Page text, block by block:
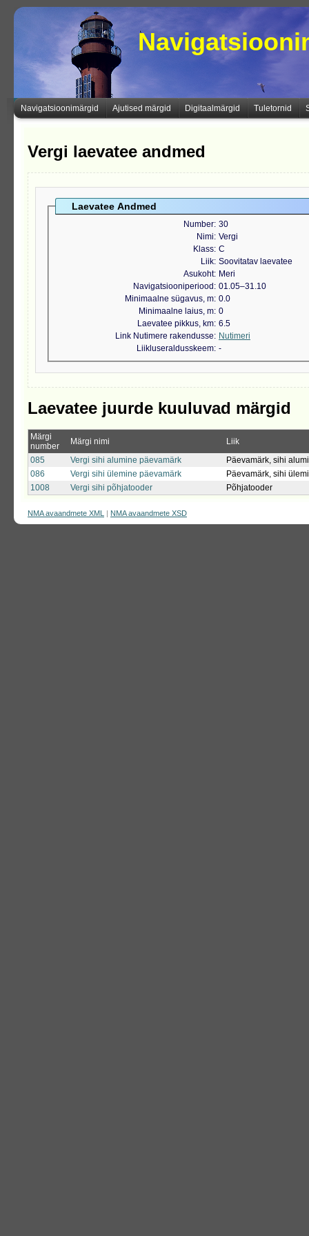
Navigatsioonimärgid Ajutised märgid Digitaalmärgid Tuletornid
Vergi laevatee andmed
Laevatee Andmed
Number 30
Nimi Vergi
Klass C
Liik Soovitatav laevatee
Asukoht
Meri
Navigatsiooniperiood
01.05‒31.10
Minimaalne sügavus, m 0.0
Minimaalne laius, m 0
Laevatee pikkus, km 6.5
Link Nutimere rakendusse
Nutimeri
Liikluseraldusskeem -
Laevatee juurde kuuluvad märgid
Märgi
number
Märgi nimi
Liik
085
Vergi sihi alumine päevamärk
Päevamärk, sihi
086
Vergi sihi ülemine päevamärk
Päevamärk, sihi
1008
Vergi sihi põhjatooder Põhjatooder
NMA avaandmete XML | NMA avaandmete XSD